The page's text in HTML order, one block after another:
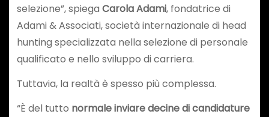
selezione”, spiega Carola Adami, fondatrice di
Adami & Associati, società internazionale di head
hunting specializzata nella selezione di personale
qualificato e nello sviluppo di carriera.
Tuttavia, la realtà è spesso più complessa.
“È del tutto normale inviare decine di candidature